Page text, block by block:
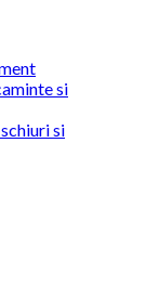
si
si